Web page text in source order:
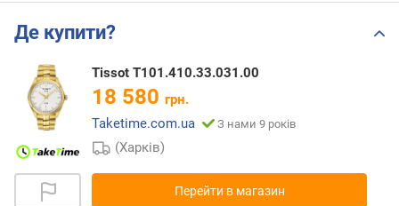
Де купити?
Tissot T101.410.33.031.00
18 580 грн.
Taketime.com.ua
З нами 9 років
(Харків)
Перейти в магазин